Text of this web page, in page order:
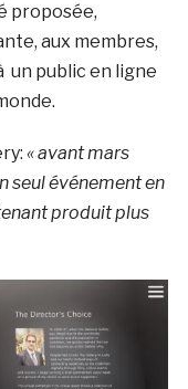
proposée,
aux membres,
un public en ligne
« avant mars
seul événement en
produit plus